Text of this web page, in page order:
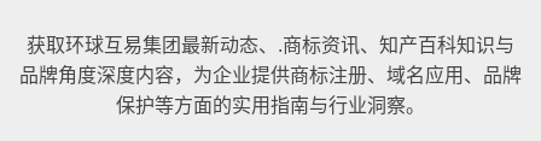
获取环球互易集团最新动态、.商标资讯、知产百科知识与
品牌角度深度内容，为企业提供商标注册、域名应用、品牌
保护等方面的实用指南与行业洞察。